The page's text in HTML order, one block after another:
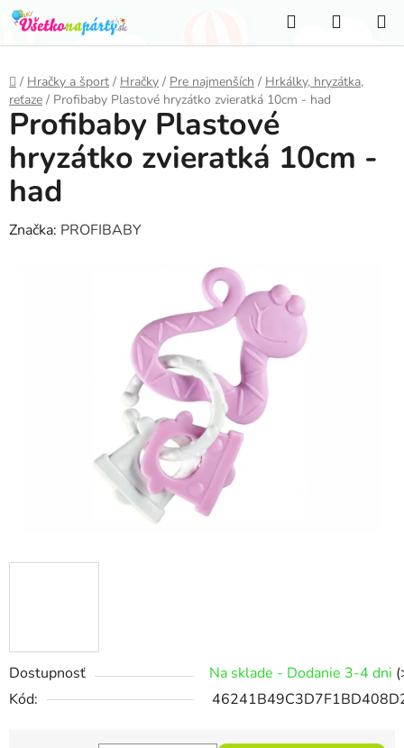
Prejsť
na
obsah
Hľadať
KOŠÍK
Domov
/ Hračky a šport / Hračky / Pre najmenších / Hrkálky, hryzátka,
reťaze / Profibaby Plastové hryzátko zvieratká 10cm - had
Dostupnosť Na sklade - Dodanie 3-4 dni
Kód:
Profibaby Plastové
hryzátko zvieratká 10cm -
had
Značka: PROFIBABY